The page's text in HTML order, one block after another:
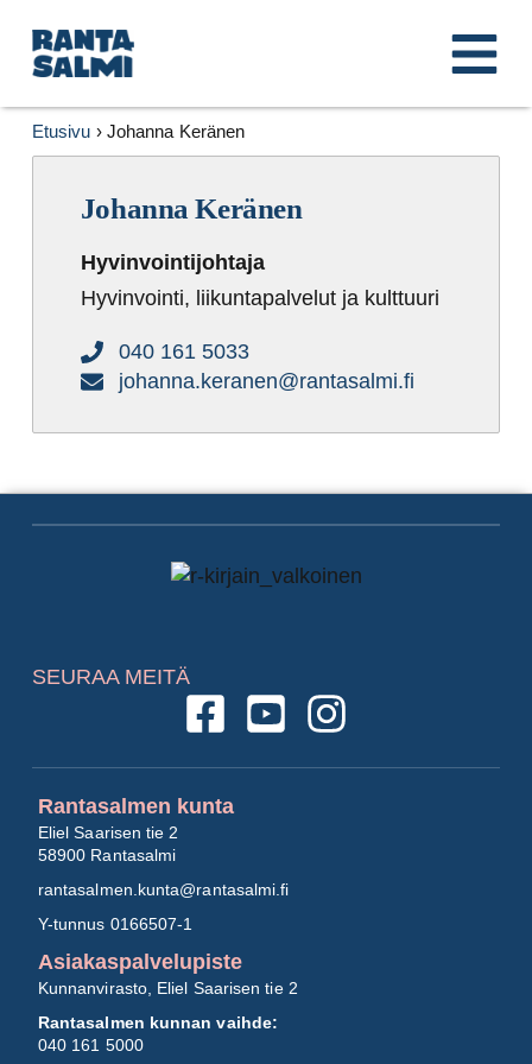
Etusivu › Johanna Keränen
Johanna Keränen
Hyvinvointijohtaja
Hyvinvointi, liikuntapalvelut ja kulttuuri
040 161 5033
johanna.keranen@rantasalmi.fi
Rantasalmen kunta
Eliel Saarisen tie 2
58900 Rantasalmi
rantasalmen.kunta@rantasalmi.fi
Y-tunnus 0166507-1
Asiakaspalvelupiste
Kunnanvirasto, Eliel Saarisen tie 2
Rantasalmen kunnan vaihde:
040 161 5000
SEURAA MEITÄ